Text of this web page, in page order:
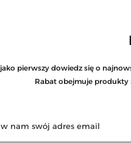
pierwszy dowiedz się o
Rabat obejmuje produkty